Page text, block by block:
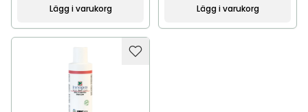
Lägg i varukorg Lägg i varukorg